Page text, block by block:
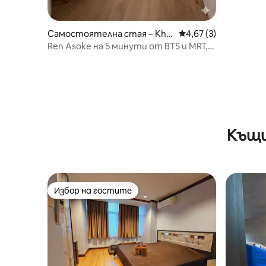
Самостоятелна стая – Khe
t Khlong Toei
Средна оценка:
4,67 (3)
Ren Asoke на 5 минути от BTS и MRT,
Избор на гостите
Избор на гостите